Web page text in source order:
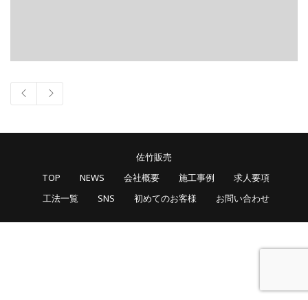
佐竹販売
TOP
NEWS 会社概要 施工事例
求人要項
工法一覧
SNS 初めてのお客様 お問い合わせ